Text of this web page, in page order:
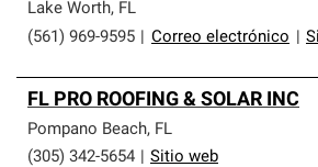
Lake Worth, FL
(561) 969-9595
Correo electrónico
FL PRO ROOFING & SOLAR INC
Pompano Beach, FL
(305) 342-5654
Sitio web